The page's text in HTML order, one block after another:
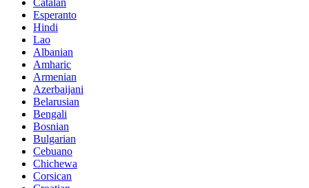
Esperanto
Hindi
Lao
Albanian
Amharic
Armenian
Azerbaijani
Belarusian
Bengali
Bosnian
Bulgarian
Cebuano
Chichewa
Corsican